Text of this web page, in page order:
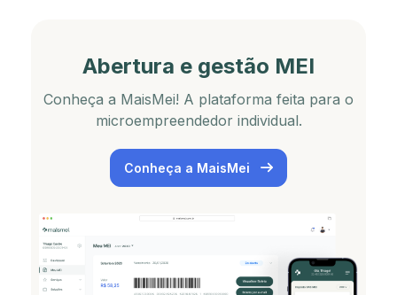
Abertura e gestão MEI
Conheça a MaisMei! A plataforma feita para o
microempreendedor individual.
Conheça a MaisMei